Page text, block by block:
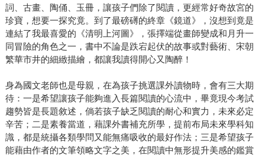
詞、古畫、陶俑、玉冊，讓孩子們除了閱讀，更經常好奇故宮的
珍寶，想要一探究竟。到了最磅礡的終章《鏡道》，沒想到竟是
連結了我最喜愛的《清明上河圖》，張擇端從畫師變成和月升一
同冒險的角色之一，書中不論是跌宕起伏的故事或對藝術、宋朝
繁華市井的細緻描繪，都讓我讀得開心又陶醉！
身為國文老師也是母親，在為孩子挑選課外讀物時，會有三大期
待：一是希望讓孩子能夠進入長篇閱讀的心流中，畢竟現今考試
趨勢皆是長題敘述，倘若孩子缺乏閱讀的耐心和實力，未來必定
辛苦；二是素養當道，藉課外書補充所學，提前布局未來學科知
識，都是統攝各類學問又能無痛吸收的最好作法；三是希望孩子
能藉由作者的文筆領略文字之美，在閱讀中無形提升美感的鑑賞